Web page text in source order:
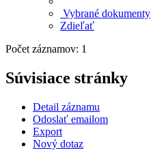
Vybrané dokumenty
Zdieľať
Počet záznamov: 1
Súvisiace stránky
Detail záznamu
Odoslať emailom
Export
Nový dotaz